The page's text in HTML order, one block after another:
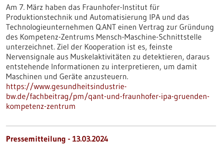
Am 7. März haben das Fraunhofer-Institut für
Produktionstechnik und Automatisierung IPA und das
Technologieunternehmen Q.ANT einen Vertrag zur Gründung
des Kompetenz-Zentrums Mensch-Maschine-Schnittstelle
unterzeichnet. Ziel der Kooperation ist es, feinste
Nervensignale aus Muskelaktivitäten zu detektieren, daraus
entstehende Informationen zu interpretieren, um damit
Maschinen und Geräte anzusteuern.
https://www.gesundheitsindustrie-
bw.de/fachbeitrag/pm/qant-und-fraunhofer-ipa-gruenden-
kompetenz-zentrum
Pressemitteilung - 13.03.2024